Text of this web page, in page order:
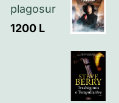
Politikat e privatësisë
plagosur
1200 L